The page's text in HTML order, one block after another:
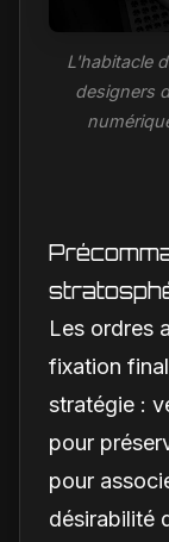
L'habitacle
designers
Les ordres
fixation
stratégie :
pour
pour
désirabilité